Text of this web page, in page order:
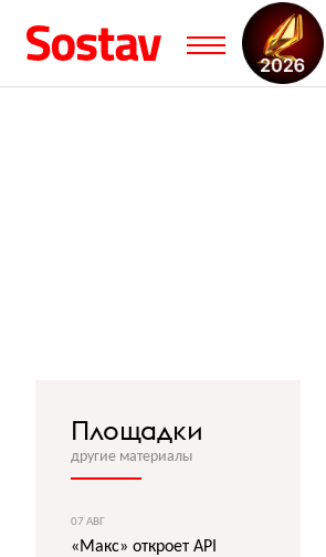
Площадки
другие материалы
07 АВГ
«Макс» откроет API